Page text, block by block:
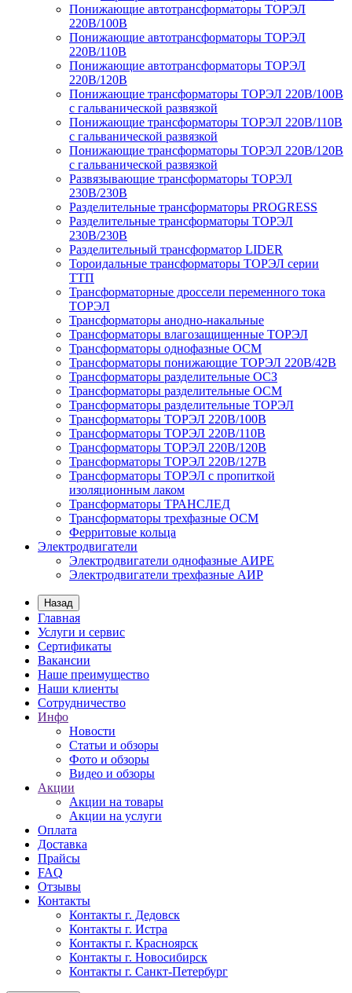
Понижающие автотрансформаторы ТОРЭЛ
220В/100В
Понижающие автотрансформаторы ТОРЭЛ
220В/110В
Понижающие автотрансформаторы ТОРЭЛ
220В/120В
Понижающие трансформаторы ТОРЭЛ 220В/100В
с гальванической развязкой
Понижающие трансформаторы ТОРЭЛ 220В/110В
с гальванической развязкой
Понижающие трансформаторы ТОРЭЛ 220В/120В
с гальванической развязкой
Развязывающие трансформаторы ТОРЭЛ
230В/230В
Разделительные трансформаторы PROGRESS
Разделительные трансформаторы ТОРЭЛ
230В/230В
Разделительный трансформатор LIDER
Тороидальные трансформаторы ТОРЭЛ серии
ТТП
Трансформаторные дроссели переменного тока
ТОРЭЛ
Трансформаторы анодно-накальные
Трансформаторы влагозащищенные ТОРЭЛ
Трансформаторы однофазные ОСМ
Трансформаторы понижающие ТОРЭЛ 220В/42В
Трансформаторы разделительные ОСЗ
Трансформаторы разделительные ОСМ
Трансформаторы разделительные ТОРЭЛ
Трансформаторы ТОРЭЛ 220В/100В
Трансформаторы ТОРЭЛ 220В/110В
Трансформаторы ТОРЭЛ 220В/120В
Трансформаторы ТОРЭЛ 220В/127В
Трансформаторы ТОРЭЛ с пропиткой
изоляционным лаком
Трансформаторы ТРАНСЛЕД
Трансформаторы трехфазные ОСМ
Ферритовые кольца
Электродвигатели
Электродвигатели однофазные АИРЕ
Электродвигатели трехфазные АИР
Назад
Главная
Услуги и сервис
Сертификаты
Вакансии
Наше преимущество
Наши клиенты
Сотрудничество
Инфо
Новости
Статьи и обзоры
Фото и обзоры
Видео и обзоры
Акции
Акции на товары
Акции на услуги
Оплата
Доставка
Прайсы
FAQ
Отзывы
Контакты
Контакты г. Дедовск
Контакты г. Истра
Контакты г. Красноярск
Контакты г. Новосибирск
Контакты г. Санкт-Петербург